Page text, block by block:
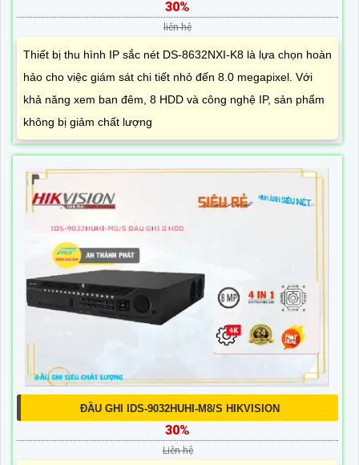
30%
liên hệ
Thiết bị thu hình IP sắc nét DS-8632NXI-K8 là lựa chọn hoàn
hảo cho việc giám sát chi tiết nhỏ đến 8.0 megapixel. Với
khả năng xem ban đêm, 8 HDD và công nghệ IP, sản phẩm
không bị giảm chất lượng
ĐẦU GHI IDS-9032HUHI-M8/S HIKVISION
30%
Liên hệ